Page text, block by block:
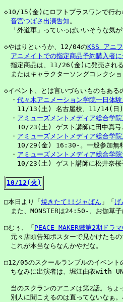
◇10/15(金)にロフトプラスワンで行わ
音宮つばさ出演告知。
「外道軍」っていっぱいいそうな気
◇やはりというか、12/04のKSS アニ
アニメイトでの指定商品予約購入者
指定商品は、11/26(金)に発売され
またはキャラクターソングコレクシ
◇イベント、とは言いづらいものもある
・ 代々木アニメーション学院一日体
11/13(土) 名古屋校、11/14(日)
・ アミューズメントメディア総合学
10/23(土) ゲスト講師に田中真弓と
・ アミューズメントメディア総合学
10/29(金) 16:30-。一般参加無料
・ アミューズメントメディア総合学
10/23(土) ゲスト講師に松井奈桜
10/12(火)
□本日より「 焼きたて!!ジャぱん 」「 げ
また、MONSTERは24:50-、お伽草子
□むぅ、「 PEACE MAKER鐵第2期ドラ
元々店頭告知ポスターで見かけたも
これが本当ならなんかやだな。
□12/05のスクールランブルのイベント
ちなみに出演者は、堀江由衣with
当のスクランのアニメは第2話。ちょ
別人に聞こえるのは直ってないなぁ。